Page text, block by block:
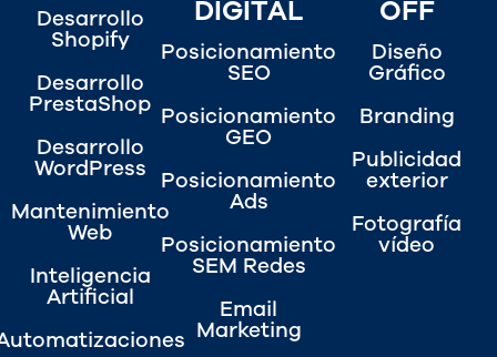
Desarrollo
Shopify
Desarrollo
PrestaShop
Desarrollo
WordPress
Mantenimiento
Web
Inteligencia
Artificial
DIGITAL
Posicionamiento
SEO
Posicionamiento
GEO
Posicionamiento
Ads
Posicionamiento
SEM Redes
Email
Marketing
OFF
Diseño
Gráfico
Branding
Publicidad
exterior
Fotografía
vídeo